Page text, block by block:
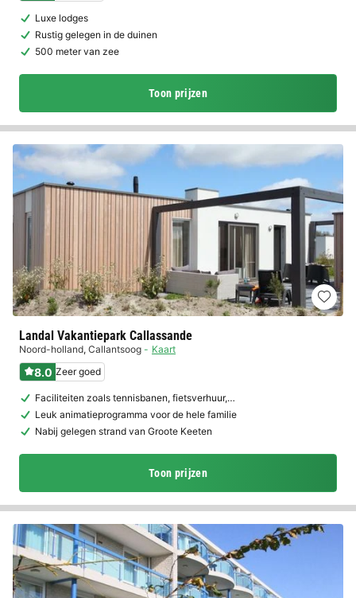
Luxe lodges
Rustig gelegen in de duinen
500 meter van zee
Toon prijzen
Landal Vakantiepark Callassande
Noord-holland, Callantsoog Kaart
8.0 Zeer goed
Faciliteiten zoals tennisbanen, fietsverhuur,…
Leuk animatieprogramma voor de hele familie
Nabij gelegen strand van Groote Keeten
Toon prijzen